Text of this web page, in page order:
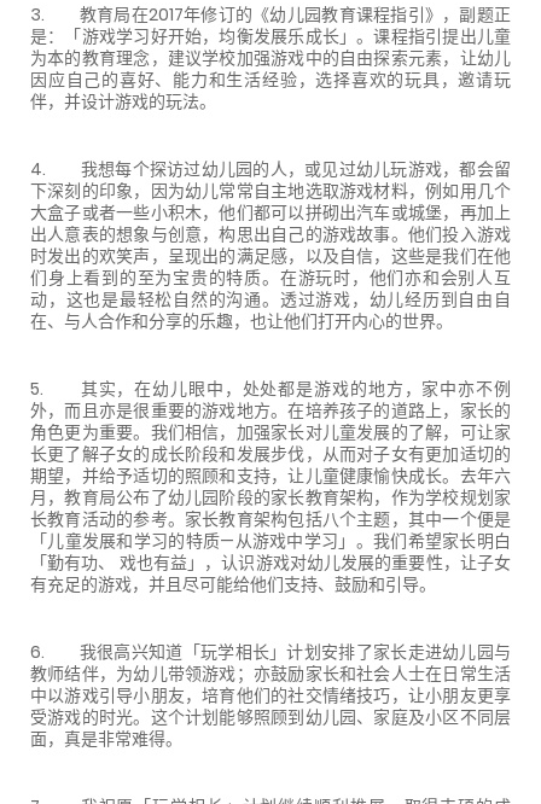
3. 教育局在2017年修订的《幼儿园教育课程指引》，副题正
是：「游戏学习好开始，均衡发展乐成长」。课程指引提出儿童
为本的教育理念，建议学校加强游戏中的自由探索元素，让幼儿
因应自己的喜好、能力和生活经验，选择喜欢的玩具，邀请玩
伴，并设计游戏的玩法。
4. 我想每个探访过幼儿园的人，或见过幼儿玩游戏，都会留
下深刻的印象，因为幼儿常常自主地选取游戏材料，例如用几个
大盒子或者一些小积木，他们都可以拼砌出汽车或城堡，再加上
出人意表的想象与创意，构思出自己的游戏故事。他们投入游戏
时发出的欢笑声，呈现出的满足感，以及自信，这些是我们在他
们身上看到的至为宝贵的特质。在游玩时，他们亦和会别人互
动，这也是最轻松自然的沟通。透过游戏，幼儿经历到自由自
在、与人合作和分享的乐趣，也让他们打开内心的世界。
5. 其实，在幼儿眼中，处处都是游戏的地方，家中亦不例
外，而且亦是很重要的游戏地方。在培养孩子的道路上，家长的
角色更为重要。我们相信，加强家长对儿童发展的了解，可让家
长更了解子女的成长阶段和发展步伐，从而对子女有更加适切的
期望，并给予适切的照顾和支持，让儿童健康愉快成长。去年六
月，教育局公布了幼儿园阶段的家长教育架构，作为学校规划家
长教育活动的参考。家长教育架构包括八个主题，其中一个便是
「儿童发展和学习的特质—从游戏中学习」。我们希望家长明白
「勤有功、 戏也有益」，认识游戏对幼儿发展的重要性，让子女
有充足的游戏，并且尽可能给他们支持、鼓励和引导。
6. 我很高兴知道「玩学相长」计划安排了家长走进幼儿园与
教师结伴，为幼儿带领游戏；亦鼓励家长和社会人士在日常生活
中以游戏引导小朋友，培育他们的社交情绪技巧，让小朋友更享
受游戏的时光。这个计划能够照顾到幼儿园、家庭及小区不同层
面，真是非常难得。